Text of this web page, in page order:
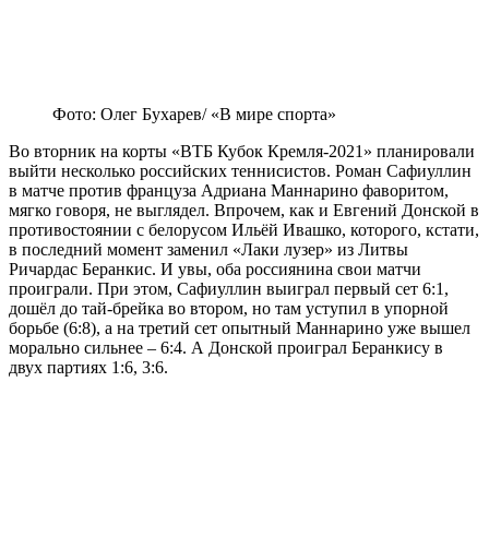
Фото: Олег Бухарев/ «В мире спорта»
Во вторник на корты «ВТБ Кубок Кремля-2021» планировали
выйти несколько российских теннисистов. Роман Сафиуллин
в матче против француза Адриана Маннарино фаворитом,
мягко говоря, не выглядел. Впрочем, как и Евгений Донской в
противостоянии с белорусом Ильёй Ивашко, которого, кстати,
в последний момент заменил «Лаки лузер» из Литвы
Ричардас Беранкис. И увы, оба россиянина свои матчи
проиграли. При этом, Сафиуллин выиграл первый сет 6:1,
дошёл до тай-брейка во втором, но там уступил в упорной
борьбе (6:8), а на третий сет опытный Маннарино уже вышел
морально сильнее – 6:4. А Донской проиграл Беранкису в
двух партиях 1:6, 3:6.